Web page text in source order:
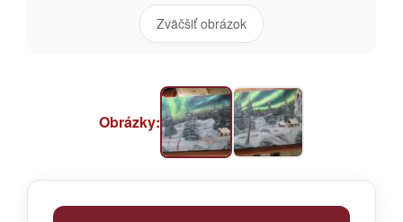
Zväčšiť obrázok
Obrázky: